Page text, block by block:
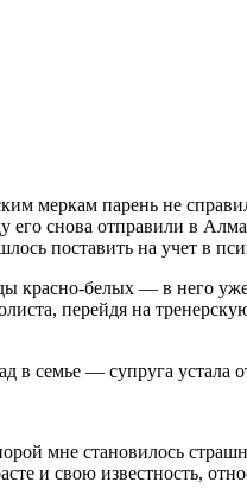
меркам парень не
снова отправили в
поставить на учет в
красно-белых — в него
перейдя на
семье — супруга устала
мне становилось
и свою известность,